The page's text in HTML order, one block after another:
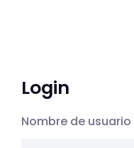
Login
Nombre de